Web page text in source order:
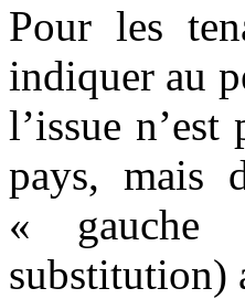
Pour les
indiquer au
l’issue
pays, mais
« gauche
substitution)